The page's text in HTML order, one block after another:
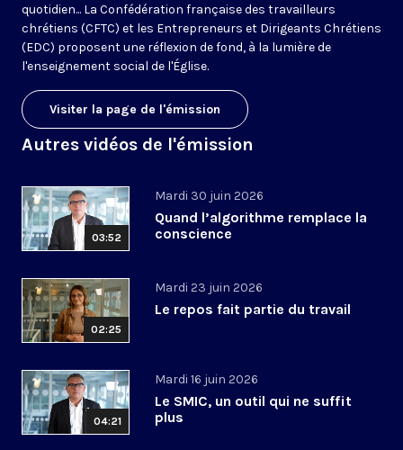
quotidien... La Confédération française des travailleurs
chrétiens (CFTC) et les Entrepreneurs et Dirigeants Chrétiens
(EDC) proposent une réflexion de fond, à la lumière de
l'enseignement social de l'Église.
Visiter la page de l'émission
Autres vidéos de l'émission
03:52
Mardi 30 juin 2026
Quand l’algorithme remplace la
conscience
02:25
Mardi 23 juin 2026
Le repos fait partie du travail
04:21
Mardi 16 juin 2026
Le SMIC, un outil qui ne suffit
plus